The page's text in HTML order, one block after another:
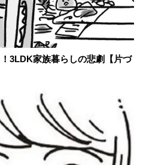
3LDK家族暮らしの悲劇【片づ